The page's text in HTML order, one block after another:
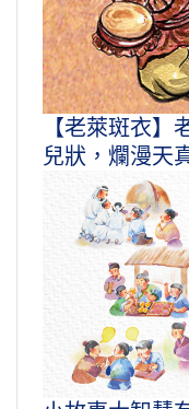
【老萊斑衣
兒狀，爛漫天